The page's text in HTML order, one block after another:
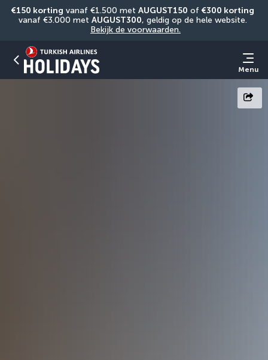
€150 korting vanaf €1.500 met AUGUST150 of €300 korting
vanaf €3.000 met AUGUST300
Bekijk de voorwaarden.
Menu